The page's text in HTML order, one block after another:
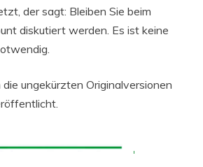
der sagt: Bleiben Sie beim
diskutiert werden. Es ist keine
ungekürzten Originalversionen